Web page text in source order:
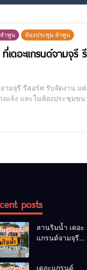
ำพูน ห้องประชุม ลำพูน
เดอะแกรนด์จามจุรี
ามจุรี รีสอร์ท รับจัดงาน แ
งแจ้ง และในห้องประชุมข
posts
ลานริมน้ำ เดอะ
แกรนด์จามจุรี
เดอะแกรนด์